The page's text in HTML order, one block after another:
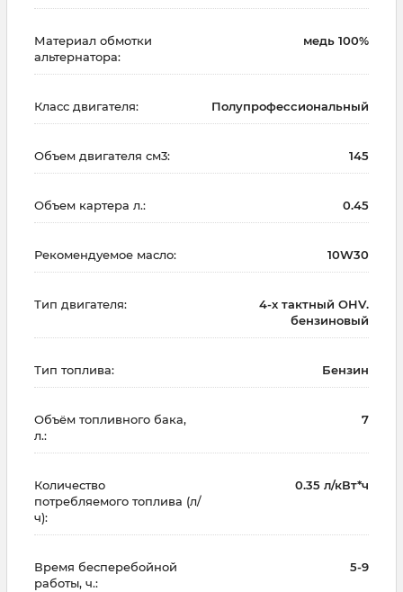
Материал обмотки
альтернатора:
медь 100%
Класс двигателя: Полупрофессиональный
Объем двигателя см3: 145
Объем картера л.: 0.45
Рекомендуемое масло: 10W30
Тип двигателя:
4-х тактный OHV.
бензиновый
Тип топлива: Бензин
Объём топливного бака,
л.:
7
Количество
потребляемого топлива (л/
ч):
0.35 л/кВт*ч
Время бесперебойной
работы, ч.:
5-9